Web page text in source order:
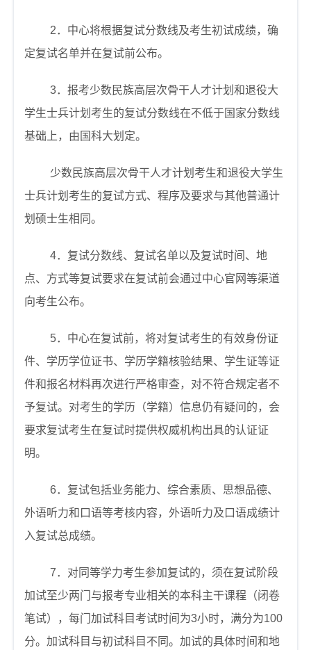
2．中心将根据复试分数线及考生初试成绩，确
定复试名单并在复试前公布。
3．报考少数民族高层次骨干人才计划和退役大
学生士兵计划考生的复试分数线在不低于国家分数线
基础上，由国科大划定。
少数民族高层次骨干人才计划考生和退役大学生
士兵计划考生的复试方式、程序及要求与其他普通计
划硕士生相同。
4．复试分数线、复试名单以及复试时间、地
点、方式等复试要求在复试前会通过中心官网等渠道
向考生公布。
5．中心在复试前，将对复试考生的有效身份证
件、学历学位证书、学历学籍核验结果、学生证等证
件和报名材料再次进行严格审查，对不符合规定者不
予复试。对考生的学历（学籍）信息仍有疑问的，会
要求复试考生在复试时提供权威机构出具的认证证
明。
6．复试包括业务能力、综合素质、思想品德、
外语听力和口语等考核内容，外语听力及口语成绩计
入复试总成绩。
7．对同等学力考生参加复试的，须在复试阶段
加试至少两门与报考专业相关的本科主干课程（闭卷
笔试），每门加试科目考试时间为3小时，满分为100
分。加试科目与初试科目不同。加试的具体时间和地